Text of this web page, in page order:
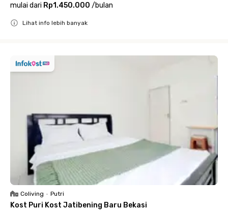
mulai dari Rp1.450.000 /bulan
Lihat info lebih banyak
Coliving • Putri
Kost Puri Kost Jatibening Baru Bekasi